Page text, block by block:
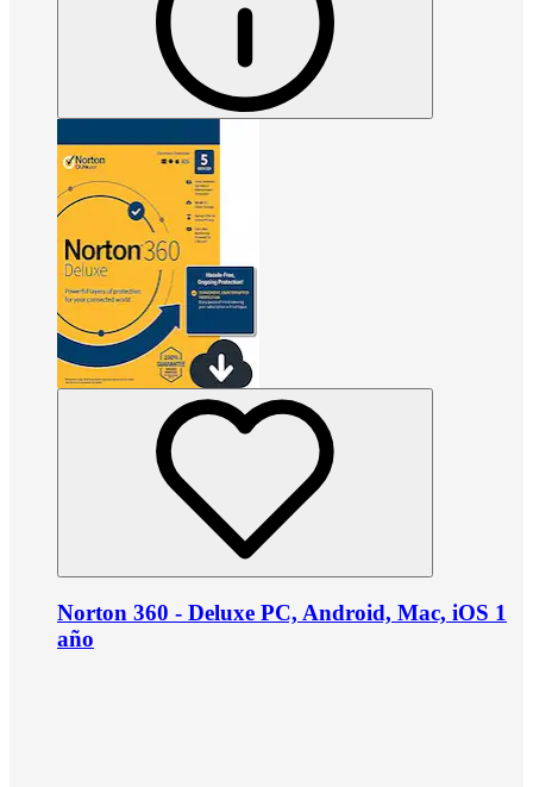
Norton 360 - Deluxe PC, Android, Mac, iOS 1
año